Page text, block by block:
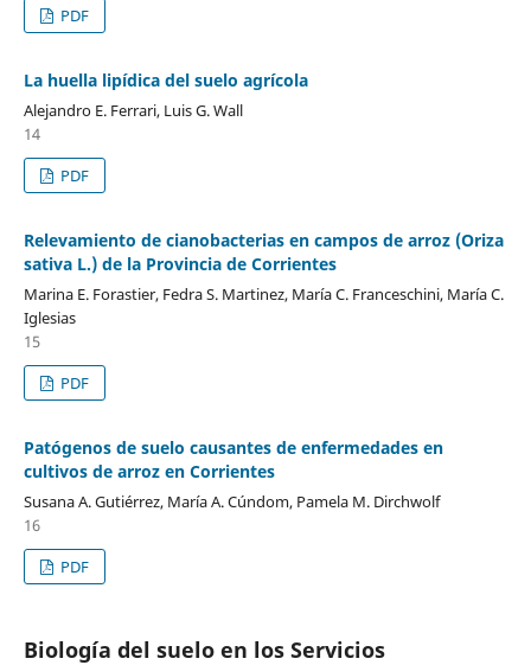
PDF
La huella lipídica del suelo agrícola
Alejandro E. Ferrari, Luis G. Wall
14
PDF
Relevamiento de cianobacterias en campos de arroz (Oriza
sativa L.) de la Provincia de Corrientes
Marina E. Forastier, Fedra S. Martinez, María C. Franceschini, María C.
Iglesias
15
PDF
Patógenos de suelo causantes de enfermedades en
cultivos de arroz en Corrientes
Susana A. Gutiérrez, María A. Cúndom, Pamela M. Dirchwolf
16
PDF
Biología del suelo en los Servicios